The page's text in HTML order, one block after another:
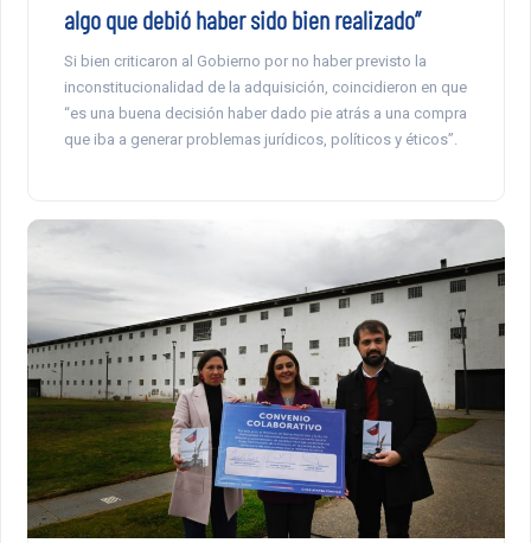
algo que debió haber sido bien realizado”
Si bien criticaron al Gobierno por no haber previsto la
inconstitucionalidad de la adquisición, coincidieron en que
“es una buena decisión haber dado pie atrás a una compra
que iba a generar problemas jurídicos, políticos y éticos”.